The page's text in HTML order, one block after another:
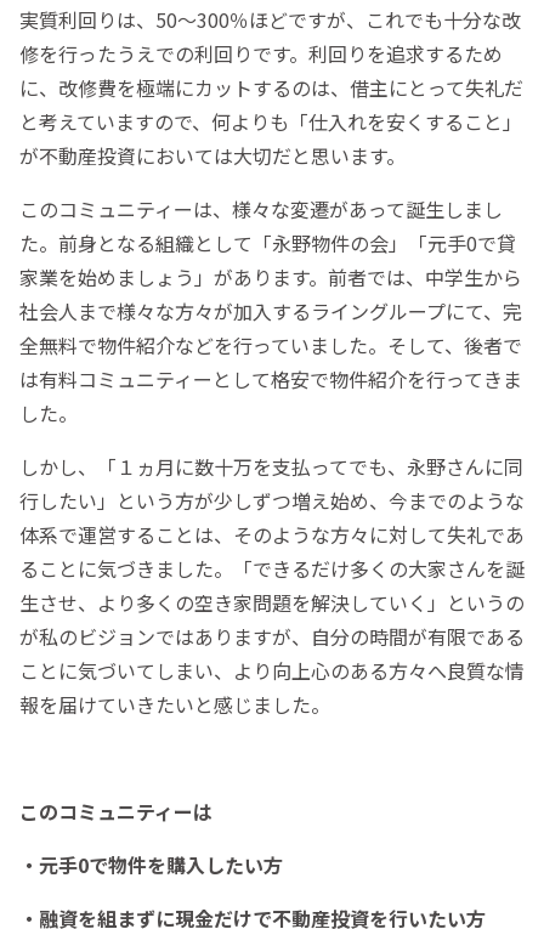
実質利回りは、50～300％ほどですが、これでも十分な改
修を行ったうえでの利回りです。利回りを追求するため
に、改修費を極端にカットするのは、借主にとって失礼だ
と考えていますので、何よりも「仕入れを安くすること」
が不動産投資においては大切だと思います。
このコミュニティーは、様々な変遷があって誕生しまし
た。前身となる組織として「永野物件の会」「元手0で貸
家業を始めましょう」があります。前者では、中学生から
社会人まで様々な方々が加入するライングループにて、完
全無料で物件紹介などを行っていました。そして、後者で
は有料コミュニティーとして格安で物件紹介を行ってきま
した。
しかし、「１ヵ月に数十万を支払ってでも、永野さんに同
行したい」という方が少しずつ増え始め、今までのような
体系で運営することは、そのような方々に対して失礼であ
ることに気づきました。「できるだけ多くの大家さんを誕
生させ、より多くの空き家問題を解決していく」というの
が私のビジョンではありますが、自分の時間が有限である
ことに気づいてしまい、より向上心のある方々へ良質な情
報を届けていきたいと感じました。
このコミュニティーは
・元手0で物件を購入したい方
・融資を組まずに現金だけで不動産投資を行いたい方